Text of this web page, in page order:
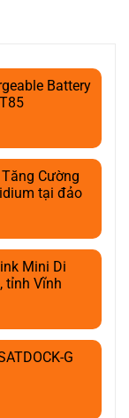
Battery
Cường
tại đảo
Mini Di
tỉnh Vĩnh
G